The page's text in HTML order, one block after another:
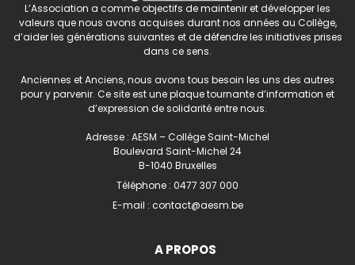
L’Association a comme objectifs de maintenir et développer les
valeurs que nous avons acquises durant nos années au Collège,
d’aider les générations suivantes et de défendre les initiatives prises
dans ce sens.
Anciennes et Anciens, nous avons tous besoin les uns des autres
pour y parvenir. Ce site est une plaque tournante d’information et
d’expression de solidarité entre nous.
Adresse : AESM – Collège Saint-Michel
Boulevard Saint-Michel 24
B-1040 Bruxelles
Téléphone : 0477 307 000
E-mail : contact@aesm.be
A PROPOS